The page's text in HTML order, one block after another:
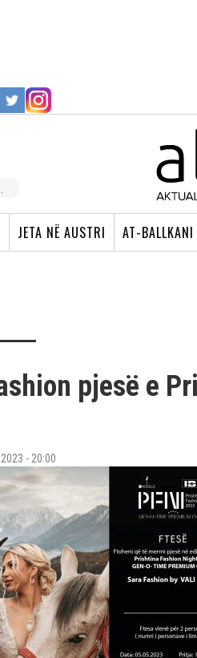
JETA NË AUSTRI AT-BALLKANI
pjesë e
- 20:00